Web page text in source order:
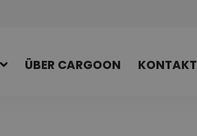
ÜBER CARGOON KONTAKT